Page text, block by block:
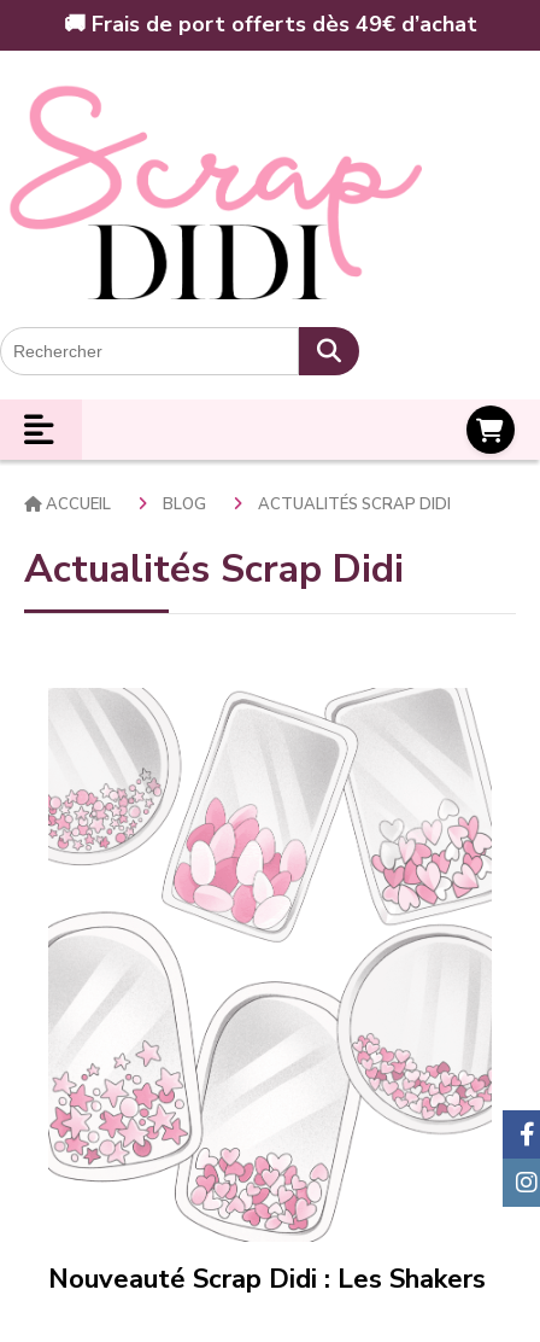
🚚 Frais de port offerts dès 49€ d’achat
ACCUEIL BLOG ACTUALITÉS SCRAP DIDI
Actualités Scrap Didi
Nouveauté Scrap Didi : Les Shakers